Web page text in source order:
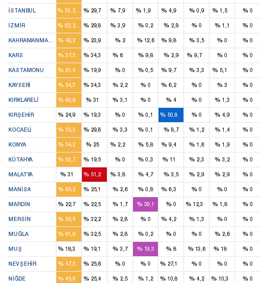
İSTANBUL % 53,2 %29,7 % 7,9 % 1,9 % 4,9 % 0,9 % 1,5 % 0
İZMIR % 62,2 %29,8 % 3,9 % 0,2 % 2,8 % 0 % 1,1 % 0
KAHRAMANMARAŞ%48,2 %23,9 % 2 %12,6 % 9,8 % 3,5 % 0 % 0
KARS %37,3 %34,3 % 6 % 9,8 % 2,9 % 9,7 % 0 % 0
KASTAMONU %61,5 %19,9 % 0 % 0,5 % 9,7 % 3,3 % 5,1 % 0
KAYSERI %54,3 %34,3 % 2,2 % 0 % 6,2 % 0 % 3 % 0
KIRKLARELI %60,6 %31 % 3,1 % 0 % 4 % 0 % 1,3 % 0
KIRŞEHIR %24,9 %19,3 % 0 % 0,1 %50,8 % 0 % 4,9 % 0
KOCAELI %55,5 %29,8 % 3,3 % 0,1 % 8,7 % 1,2 % 1,4 % 0
KONYA %54,2 %25 % 2,2 % 5,8 % 9,4 % 1,6 % 1,9 % 0
KÜTAHYA %63,7 %19,5 % 0 % 0,3 %11 % 2,3 % 3,2 % 0
MALATYA %31 %51,2 % 3,8 % 4,7 % 3,5 % 2,9 % 2,9 % 0
MANISA %65,2 %25,1 % 2,6 % 0,8 % 6,3 % 0 % 0 % 0
MARDIN %22,7 %22,5 % 1,7 %39,1 % 0 %12,3 % 1,8 % 0
MERSIN %59,5 %32,2 % 2,8 % 0 % 4,2 % 1,3 % 0 % 0
MUĞLA %61,9 %32,5 % 2,8 % 0,2 % 0 % 0 % 2,6 % 0
MUŞ %18,3 %19,1 % 3,7 %19,3 % 8 %13,6 %18 % 0
NEVŞEHIR %47,3 %25,6 % 0 % 0 %27,1 % 0 % 0 % 0
NIĞDE %45,6 %25,4 % 2,5 % 1,2 %10,8 % 4,2 %10,3 % 0